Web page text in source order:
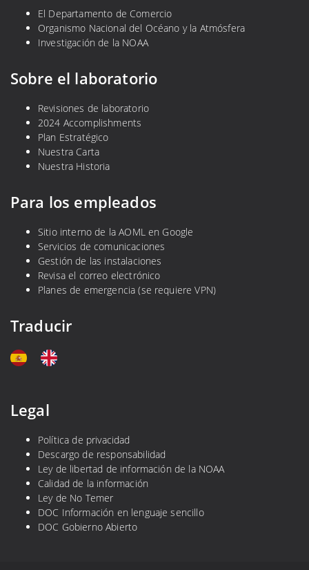
El Departamento de Comercio
Organismo Nacional del Océano y la Atmósfera
Investigación de la NOAA
Sobre el laboratorio
Revisiones de laboratorio
2024 Accomplishments
Plan Estratégico
Nuestra Carta
Nuestra Historia
Para los empleados
Sitio interno de la AOML en Google
Servicios de comunicaciones
Gestión de las instalaciones
Revisa el correo electrónico
Planes de emergencia (se requiere VPN)
Traducir
Legal
Política de privacidad
Descargo de responsabilidad
Ley de libertad de información de la NOAA
Calidad de la información
Ley de No Temer
DOC Información en lenguaje sencillo
DOC Gobierno Abierto